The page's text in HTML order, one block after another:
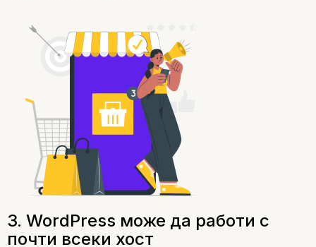
1. WooCommerce ви
настроите вашия онлайн
бързо и лесно